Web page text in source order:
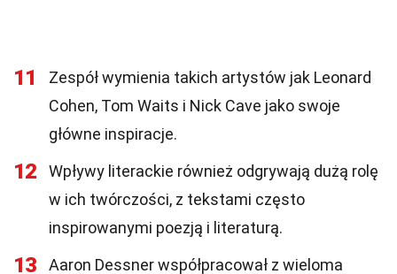
11
Zespół wymienia takich artystów jak Leonard
Cohen, Tom Waits i Nick Cave jako swoje
główne inspiracje.
12
Wpływy literackie również odgrywają dużą rolę
w ich twórczości, z tekstami często
inspirowanymi poezją i literaturą.
13
Aaron Dessner współpracował z wieloma